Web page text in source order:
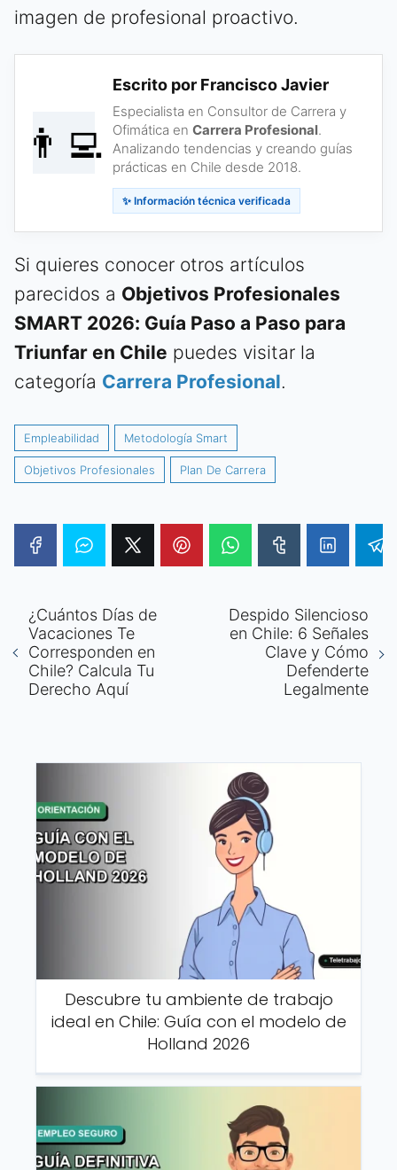
imagen de profesional proactivo.
👨‍💻
Escrito por Francisco Javier
Especialista en Consultor de Carrera y
Ofimática en Carrera Profesional.
Analizando tendencias y creando guías
prácticas en Chile desde 2018.
✨ Información técnica verificada
Si quieres conocer otros artículos
parecidos a Objetivos Profesionales
SMART 2026: Guía Paso a Paso para
Triunfar en Chile puedes visitar la
categoría Carrera Profesional.
Empleabilidad Metodología Smart
Objetivos Profesionales Plan De Carrera
¿Cuántos Días de
Vacaciones Te
Corresponden en
Chile? Calcula Tu
Derecho Aquí
Despido Silencioso
en Chile: 6 Señales
Clave y Cómo
Defenderte
Legalmente
Descubre tu ambiente de trabajo
ideal en Chile: Guía con el modelo de
Holland 2026